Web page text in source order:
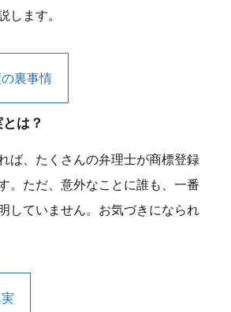
します。
裏事情
は？
ば、たくさんの弁理士が商標登録
。ただ、意外なことに誰も、一番
していません。お気づきになられ